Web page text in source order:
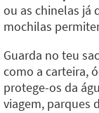
ou as chinelas já
mochilas
Guarda no teu
como a carteira,
protege-os da
viagem, parques